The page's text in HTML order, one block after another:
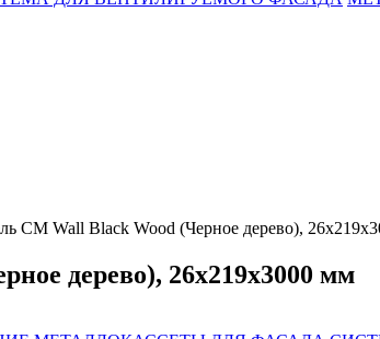
CM Wall Black Wood (Черное дерево),
дерево), 26х219х3000 мм